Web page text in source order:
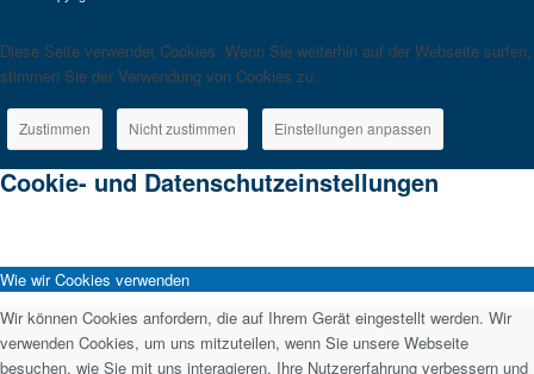
Diese Seite verwendet Cookies. Wenn Sie weiterhin auf der Webseite surfen,
stimmen Sie der Verwendung von Cookies zu.
Zustimmen Nicht zustimmen Einstellungen anpassen
Cookie- und Datenschutzeinstellungen
Wie wir Cookies verwenden
Wir können Cookies anfordern, die auf Ihrem Gerät eingestellt werden. Wir
verwenden Cookies, um uns mitzuteilen, wenn Sie unsere Webseite
besuchen, wie Sie mit uns interagieren, Ihre Nutzererfahrung verbessern und